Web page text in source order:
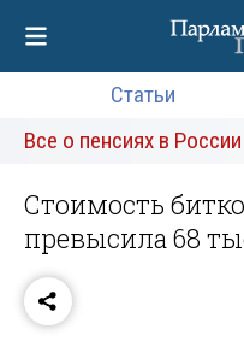
Статьи
Все о пенсиях в России
Стоимость
превысила 68